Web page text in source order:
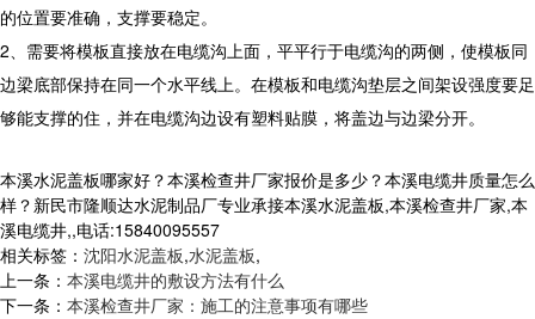
的位置要准确，支撑要稳定。
2、需要将模板直接放在电缆沟上面，平平行于电缆沟的两侧，使模板同
边梁底部保持在同一个水平线上。在模板和电缆沟垫层之间架设强度要足
够能支撑的住，并在电缆沟边设有塑料贴膜，将盖边与边梁分开。
本溪水泥盖板哪家好？本溪检查井厂家报价是多少？本溪电缆井质量怎么
样？新民市隆顺达水泥制品厂专业承接本溪水泥盖板,本溪检查井厂家,本
溪电缆井,,电话:15840095557
相关标签： 沈阳水泥盖板,水泥盖板,
上一条： 本溪电缆井的敷设方法有什么
下一条： 本溪检查井厂家：施工的注意事项有哪些